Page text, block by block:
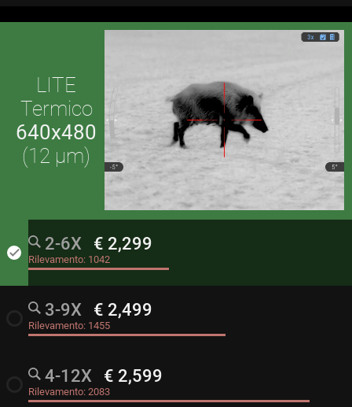
LITE
Termico
640x480
(12 μm)
done 2-6X € 2,299
Rilevamento: 1042
3-9X € 2,499
Rilevamento: 1455
4-12X € 2,599
Rilevamento: 2083